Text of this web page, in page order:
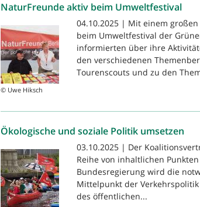
NaturFreunde aktiv beim Umweltfestival
© Uwe Hiksch
04.10.2025 | Mit einem
beim Umweltfestival der
informierten über ihre
den verschiedenen
Tourenscouts und zu den
Ökologische und soziale Politik umsetzen
03.10.2025 | Der
Reihe von inhaltlichen
Bundesregierung wird die
Mittelpunkt der
des öffentlichen...